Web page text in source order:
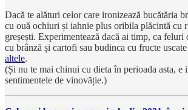
Dacă te alături celor care ironizează bucătăria
cu ouă ochiuri și iahnie plus oribila plăcintă cu
greșești. Experimentează dacă ai timp, ca
cu brânză și cartofi sau budinca cu fructe
altele.
(Și nu te mai chinui cu dieta în perioada asta, e
sentimentele de vinovăție.)